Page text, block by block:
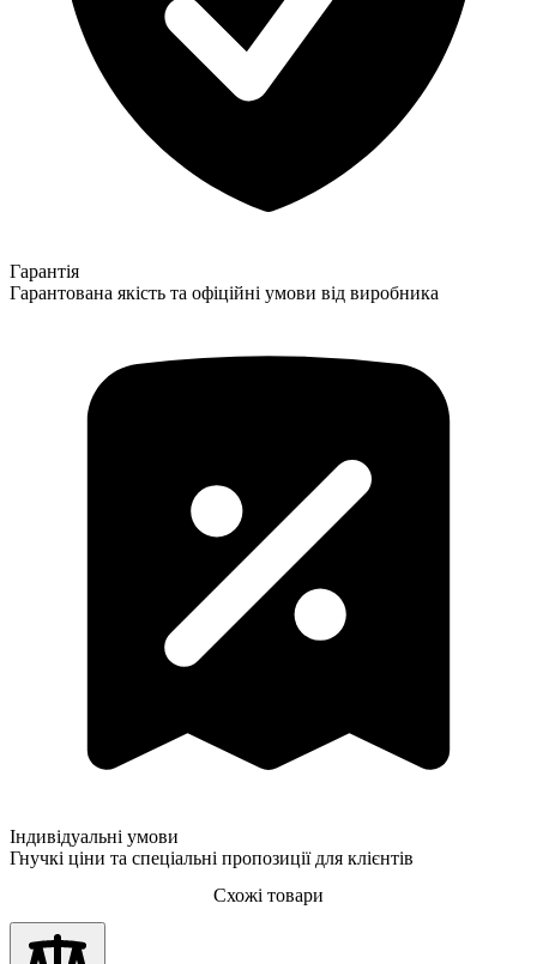
Гарантія
Гарантована якість та офіційні умови від виробника
Індивідуальні умови
Гнучкі ціни та спеціальні пропозиції для клієнтів
Схожі товари